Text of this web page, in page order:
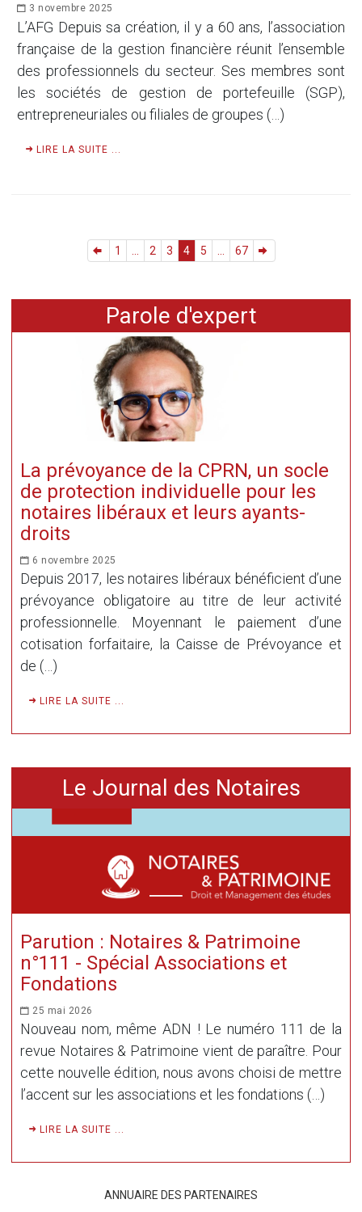
3 novembre 2025
L’AFG Depuis sa création, il y a 60 ans, l’association
française de la gestion financière réunit l’ensemble
des professionnels du secteur. Ses membres sont
les sociétés de gestion de portefeuille (SGP),
entrepreneuriales ou filiales de groupes (…)
LIRE LA SUITE ...
1 2 3 4 5 67
Parole d'expert
La prévoyance de la CPRN, un socle
de protection individuelle pour les
notaires libéraux et leurs ayants-
droits
6 novembre 2025
Depuis 2017, les notaires libéraux bénéficient d’une
prévoyance obligatoire au titre de leur activité
professionnelle. Moyennant le paiement d’une
cotisation forfaitaire, la Caisse de Prévoyance et
de (…)
LIRE LA SUITE ...
Le Journal des Notaires
Parution : Notaires & Patrimoine
n°111 - Spécial Associations et
Fondations
25 mai 2026
Nouveau nom, même ADN ! Le numéro 111 de la
revue Notaires & Patrimoine vient de paraître. Pour
cette nouvelle édition, nous avons choisi de mettre
l’accent sur les associations et les fondations (…)
LIRE LA SUITE ...
ANNUAIRE DES PARTENAIRES